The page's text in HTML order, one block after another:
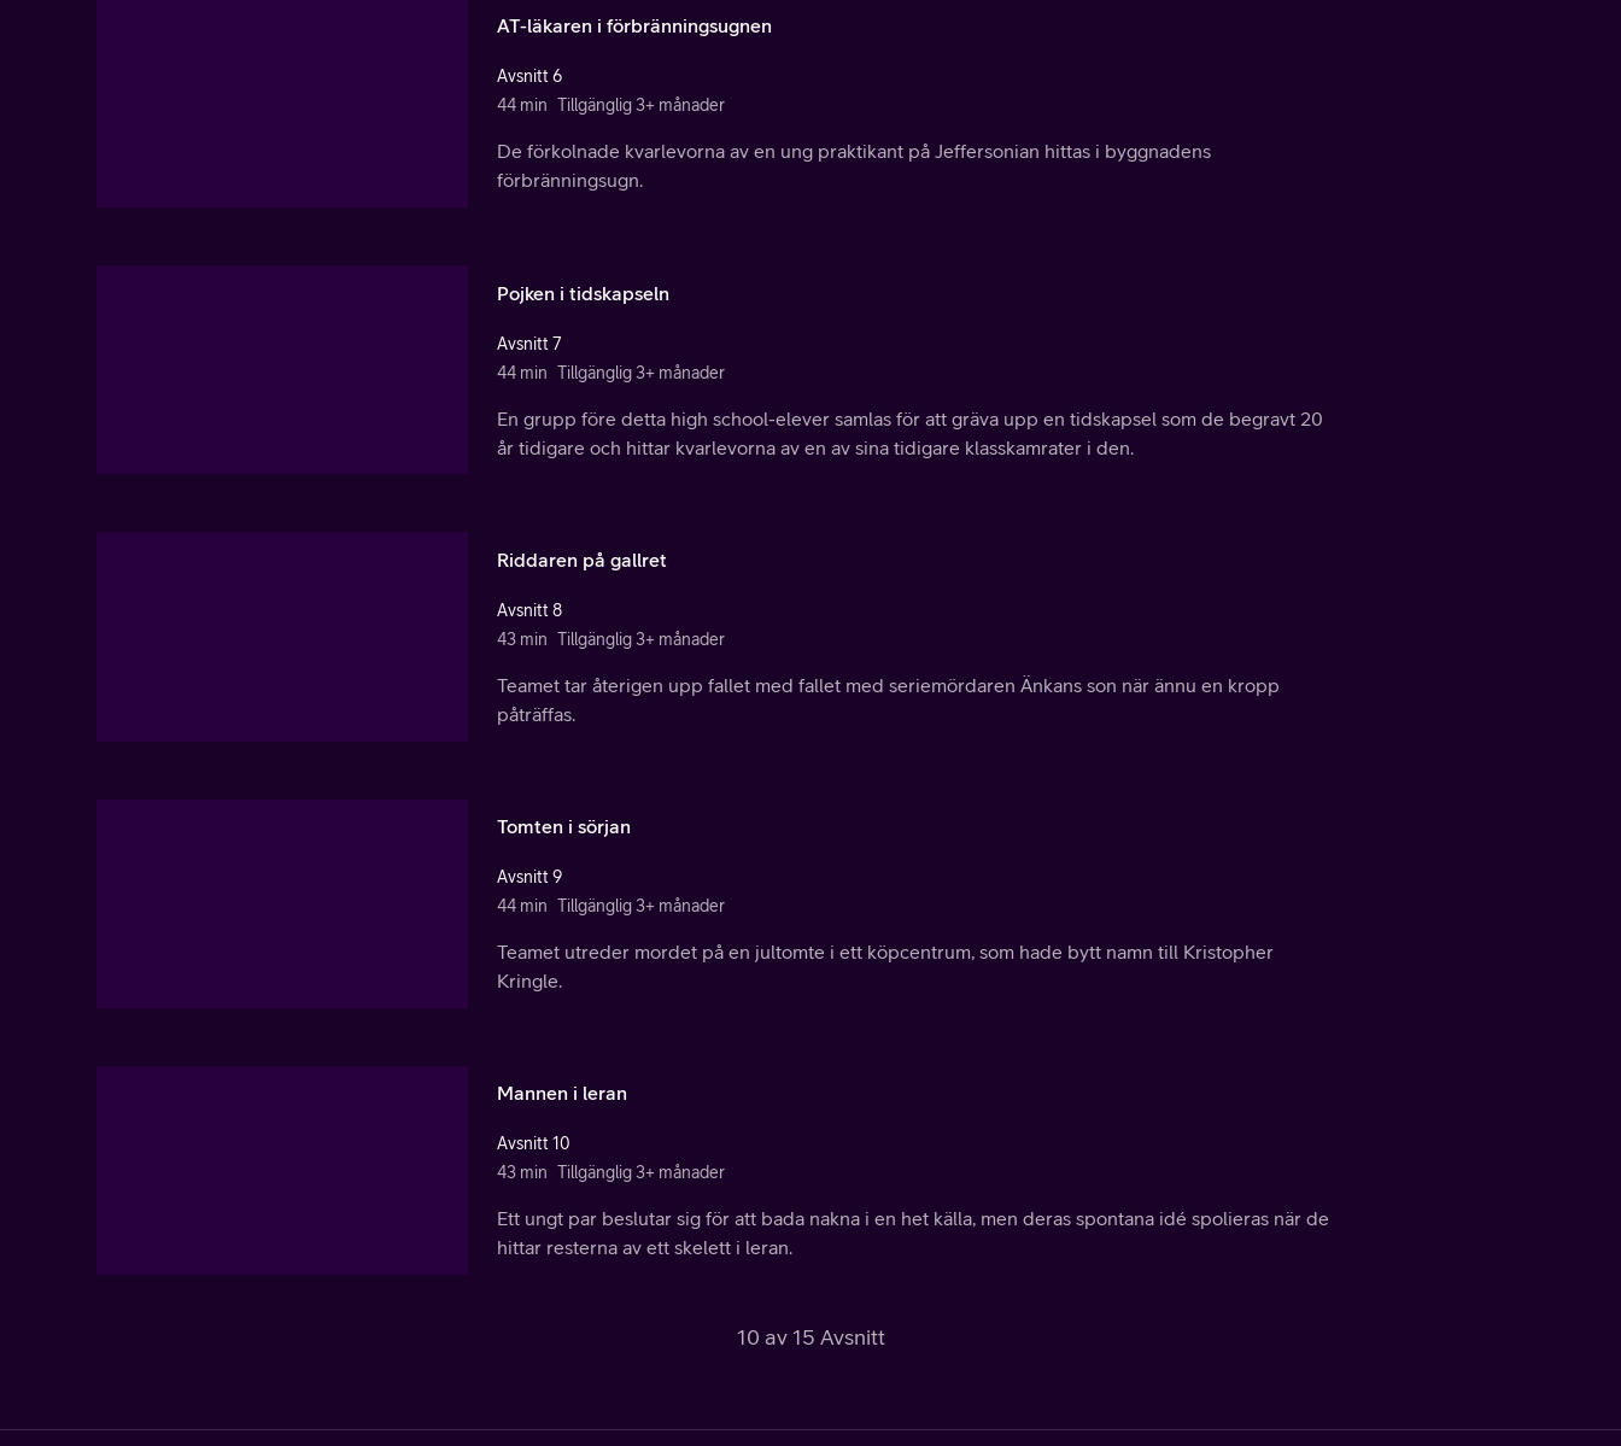
AT-läkaren i förbränningsugnen
Avsnitt 6
44 min Tillgänglig 3+ månader
De förkolnade kvarlevorna av en ung praktikant på Jeffersonian hittas i byggnadens
förbränningsugn.
Pojken i tidskapseln
Avsnitt 7
44 min Tillgänglig 3+ månader
En grupp före detta high school-elever samlas för att gräva upp en tidskapsel som de begravt 20
år tidigare och hittar kvarlevorna av en av sina tidigare klasskamrater i den.
Riddaren på gallret
Avsnitt 8
43 min Tillgänglig 3+ månader
Teamet tar återigen upp fallet med fallet med seriemördaren Änkans son när ännu en kropp
påträffas.
Tomten i sörjan
Avsnitt 9
44 min Tillgänglig 3+ månader
Teamet utreder mordet på en jultomte i ett köpcentrum, som hade bytt namn till Kristopher
Kringle.
Mannen i leran
Avsnitt 10
43 min Tillgänglig 3+ månader
Ett ungt par beslutar sig för att bada nakna i en het källa, men deras spontana idé spolieras när de
hittar resterna av ett skelett i leran.
10 av 15 Avsnitt